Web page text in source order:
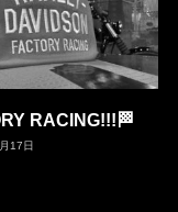
RACING!!!🏁
17日